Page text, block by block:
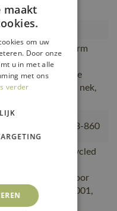
51585-967
pasvorm
Tricot bij de
de naad bij de nek,
50602-010, 50143-860
of bevat gerecycled
productie naar
getransporteerd door
met ISO 14001,
met
maakt
om uw
Door onze
u in met alle
met ons
verder